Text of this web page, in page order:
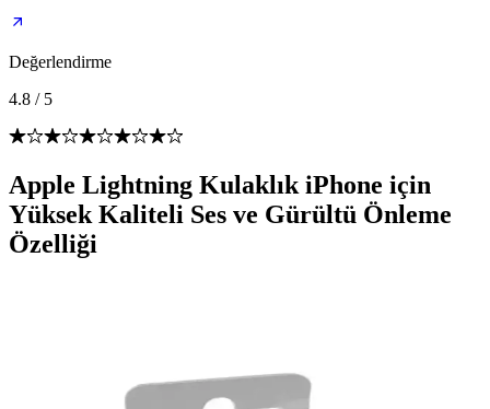
Değerlendirme
4.8 / 5
Apple Lightning Kulaklık iPhone için
Yüksek Kaliteli Ses ve Gürültü Önleme
Özelliği